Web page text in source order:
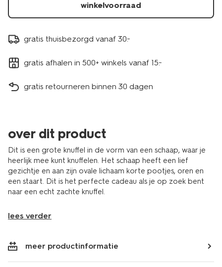
winkelvoorraad
gratis thuisbezorgd vanaf 30.-
gratis afhalen in 500+ winkels vanaf 15.-
gratis retourneren binnen 30 dagen
over dit product
Dit is een grote knuffel in de vorm van een schaap, waar je
heerlijk mee kunt knuffelen. Het schaap heeft een lief
gezichtje en aan zijn ovale lichaam korte pootjes, oren en
een staart. Dit is het perfecte cadeau als je op zoek bent
naar een echt zachte knuffel.
lees verder
meer productinformatie